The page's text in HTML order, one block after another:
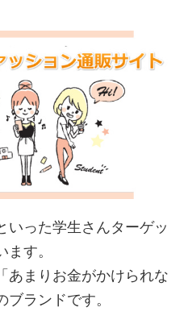
いった学生さんターゲッ
す。
あまりお金がかけられな
ランドです。